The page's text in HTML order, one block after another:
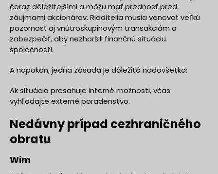
čoraz dôležitejšími a môžu mať prednosť pred
záujmami akcionárov. Riaditelia musia venovať veľkú
pozornosť aj vnútroskupinovým transakciám a
zabezpečiť, aby nezhoršili finančnú situáciu
spoločnosti.
A napokon, jedna zásada je dôležitá nadovšetko:
Ak situácia presahuje interné možnosti, včas
vyhľadajte externé poradenstvo.
Nedávny prípad cezhraničného
obratu
Wim